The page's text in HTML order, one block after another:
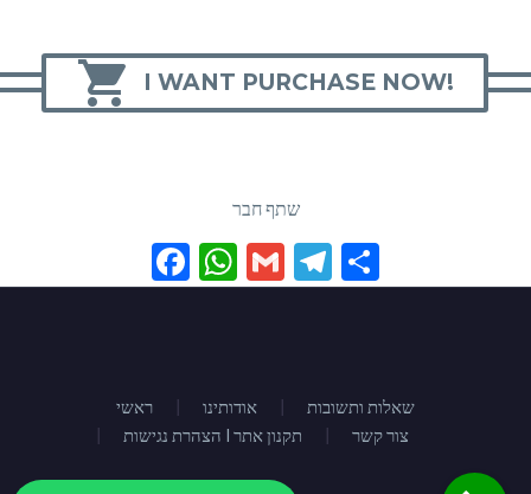
 I WANT PURCHASE NOW!
שתף חבר
Facebook
WhatsApp
GmailTelegram
ראשי אודותינו
שאלות ותשובות
הצהרת נגישות I תקנון אתר
צור קשר